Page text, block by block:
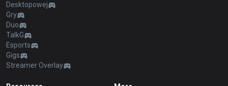
Desktopowej
Gry
Duo
TalkG
Esports
Gigs
Streamer Overlay